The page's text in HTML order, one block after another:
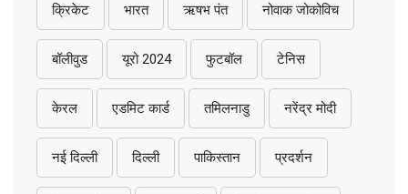
क्रिकेट भारत ऋषभ पंत नोवाक जोकोविच
बॉलीवुड यूरो 2024 फुटबॉल टेनिस
केरल एडमिट कार्ड तमिलनाडु नरेंद्र मोदी
नई दिल्ली दिल्ली पाकिस्तान प्रदर्शन